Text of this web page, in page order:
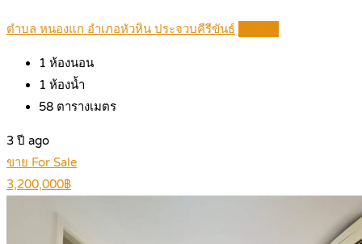
ตำบล หนองแก อำเภอหัวหิน ประจวบคีรีขันธ์
1 ห้องนอน
1 ห้องน้ำ
58 ตารางเมตร
3 ปี ago
ขาย For Sale
3,200,000฿